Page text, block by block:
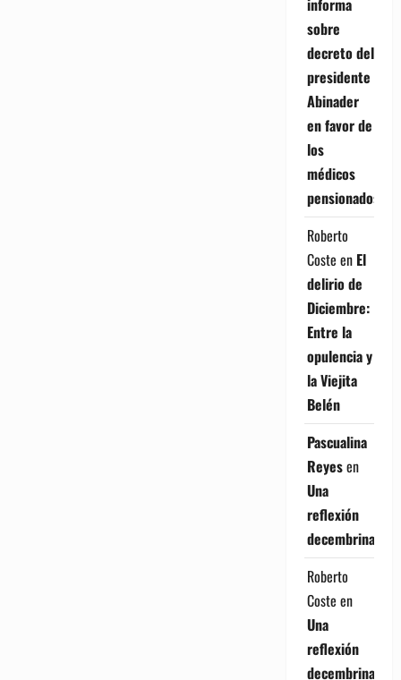
informa
sobre
decreto del
presidente
Abinader
en favor de
los
médicos
pensionados
Roberto
Coste en El
delirio de
Diciembre:
Entre la
opulencia y
la Viejita
Belén
Pascualina
Reyesen
Una
reflexión
decembrina
Roberto
Coste en
Una
reflexión
decembrina